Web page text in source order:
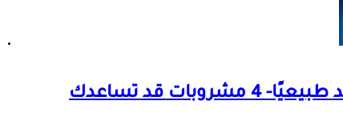
إزالة دهون الكبد طبيعيًا- 4 مشروبات قد تساعدك